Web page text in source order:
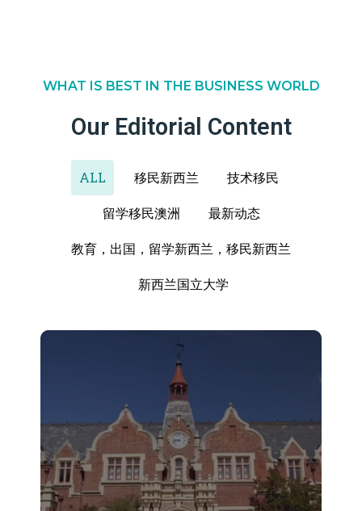
WHAT IS BEST IN THE BUSINESS WORLD
Our Editorial Content
ALL 移民新西兰 技术移民
留学移民澳洲 最新动态
教育，出国，留学新西兰，移民新西兰
新西兰国立大学